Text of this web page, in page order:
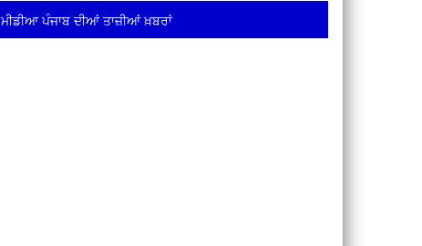
ਮੀਡੀਆ ਪੰਜਾਬ ਦੀਆਂ ਤਾਜ਼ੀਆਂ ਖ਼ਬਰਾਂ